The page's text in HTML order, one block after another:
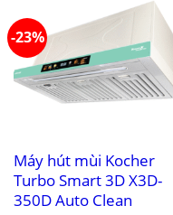
-23%
Máy hút mùi Kocher
Turbo Smart 3D X3D-
350D Auto Clean